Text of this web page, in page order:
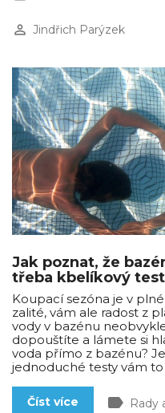
perm_identity Jindřich Parýzek
Jak poznat, že
třeba kbelíkový test
Koupací sezóna je v
zalité, vám ale radost z
vody v bazénu
dopouštíte a lámete si
voda přímo z bazénu?
jednoduché testy vám to
Číst více label Rady